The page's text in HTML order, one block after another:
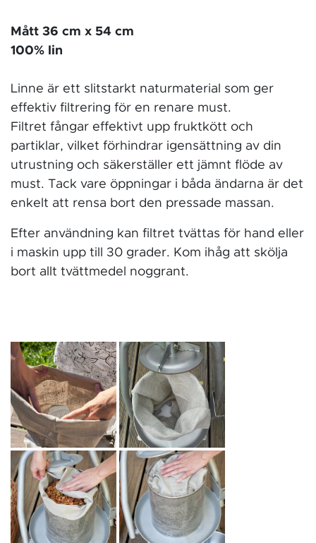
Mått 36 cm x 54 cm
100% lin
Linne är ett slitstarkt naturmaterial som ger
effektiv filtrering för en renare must.
Filtret fångar effektivt upp fruktkött och
partiklar, vilket förhindrar igensättning av din
utrustning och säkerställer ett jämnt flöde av
must. Tack vare öppningar i båda ändarna är det
enkelt att rensa bort den pressade massan.
Efter användning kan filtret tvättas för hand eller
i maskin upp till 30 grader. Kom ihåg att skölja
bort allt tvättmedel noggrant.